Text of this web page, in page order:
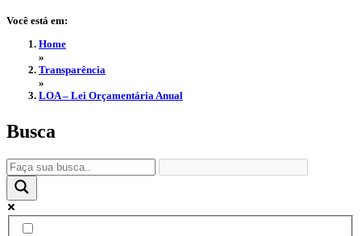
Você está em:
Home
»
Transparência
»
LOA – Lei Orçamentária Anual
Busca